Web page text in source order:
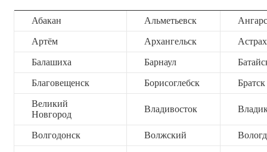
Абакан Альметьевск
Артём Архангельск
Балашиха Барнаул
Благовещенск Борисоглебск Братск
Великий
Новгород
Владивосток
Волгодонск Волжский